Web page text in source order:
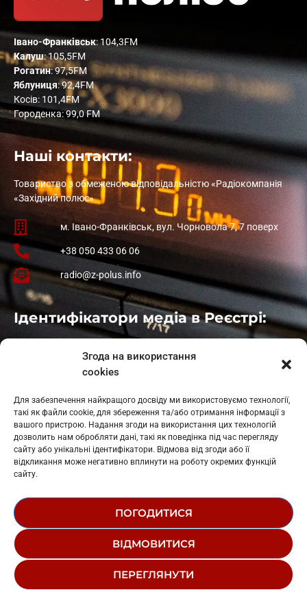
Згода на використання
cookies
Для забезпечення найкращого досвіду ми використовуємо технології,
такі як файли cookie, для збереження та/або отримання інформації з
вашого пристрою. Надання згоди на використання цих технологій
дозволить нам обробляти дані, такі як поведінка під час перегляду
сайту або унікальні ідентифікатори. Відмова від згоди або її
відкликання може негативно вплинути на роботу окремих функцій
сайту.
ПОГОДИТИСЯ
ВІДМОВИТИСЯ
ПЕРЕГЛЯНУТИ
Івано-Франківськ: 104,3FM
Калуш: 105,5FM
Рогатин: 97,5FM
Яблуниця: 92,4FM
Косів: 101,4FM
Городенка: 99,0 FM
Наші контакти:
Товариство з обмеженою відповідальністю «Радіокомпанія
«Західний полюс»
м. Івано-Франківськ, вул. Чорновола 7, 7 поверх
+38 050 433 06 06
radio@z-polus.info
Ідентифікатори медіа в Реєстрі:
: L11-01410
: L11-01801
Косів: L11-01805
Гарасимів: L11-02274
© 1995-2026 РК «ЗАХІДНИЙ ПОЛЮС»
РЕДАКЦІЙНИЙ СТАТУТ
СТРУКТУРА ВЛАСНОСТІ